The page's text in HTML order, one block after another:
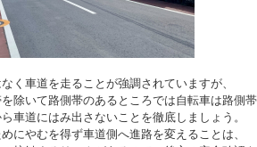
く車道を走ることが強調されていますが、
除いて路側帯のあるところでは自転車は路側
車道にはみ出さないことを徹底しましょう。
にやむを得ず車道側へ進路を変えることは、